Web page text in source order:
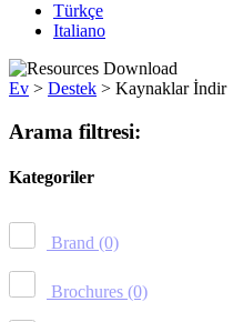
Türkçe
Italiano
Ev > Destek > Kaynaklar İndir
Arama filtresi:
Kategoriler
Brand (0)
Brochures (0)